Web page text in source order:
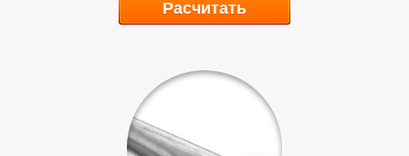
Расчитать